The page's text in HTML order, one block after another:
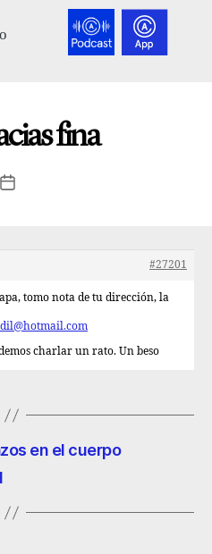
fina
#27201
tomo nota de tu dirección, la
charlar un rato. Un beso
en el cuerpo